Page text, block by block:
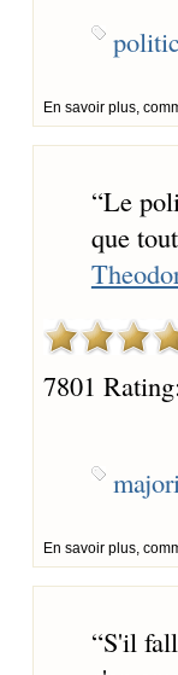
En savoir plus,
“Le
que
7801
En savoir plus,
“S'il